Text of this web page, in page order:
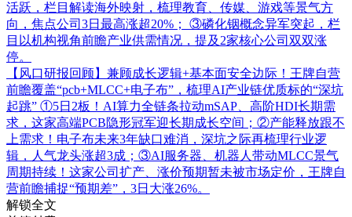
活跃，栏目解读海外映射，梳理教育、传媒、游戏等景气方
向，焦点公司3日最高涨超20%； ③磷化铟概念异军突起，栏
目以机构视角前瞻产业供需情况，提及2家核心公司双双涨
停。
【风口研报回顾】兼顾成长逻辑+基本面安全边际！王牌自营
前瞻覆盖“pcb+MLCC+电子布”，梳理AI产业链优质标的“深坑
起跳” ①5日2板！AI算力全链条拉动mSAP、高阶HDI长期需
求，这家高端PCB隐形冠军迎长期成长空间；②产能释放跟不
上需求！电子布未来3年缺口难消，深坑之际再梳理行业逻
辑，人气龙头涨超3成；③AI服务器、机器人带动MLCC景气
周期持续！这家公司扩产、涨价预期暂未被市场定价，王牌自
营前瞻捕捉“预期差”，3日大涨26%。
解锁全文